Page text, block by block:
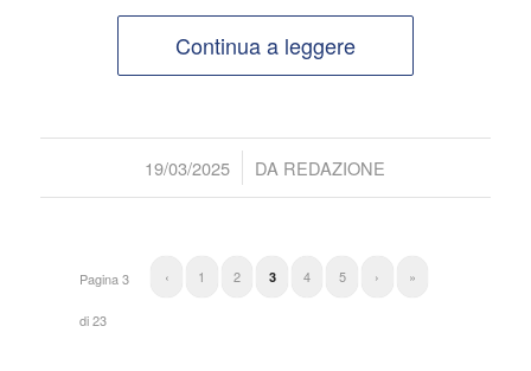
Continua a leggere
19/03/2025
/ DA REDAZIONE
Pagina 3
di 23
‹ 1 2 3 4 5 › »